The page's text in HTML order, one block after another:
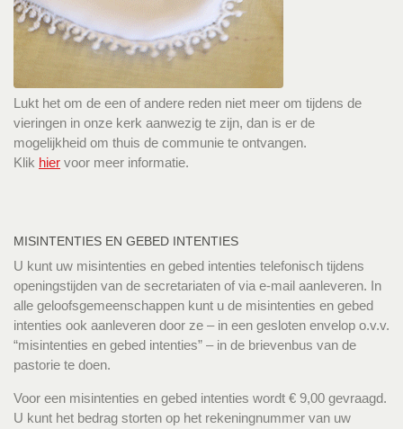
Lukt het om de een of andere reden niet meer om tijdens de
vieringen in onze kerk aanwezig te zijn, dan is er de
mogelijkheid om thuis de communie te ontvangen.
Klik hier voor meer informatie.
MISINTENTIES EN GEBED INTENTIES
U kunt uw misintenties en gebed intenties telefonisch tijdens
openingstijden van de secretariaten of via e-mail aanleveren. In
alle geloofsgemeenschappen kunt u de misintenties en gebed
intenties ook aanleveren door ze – in een gesloten envelop o.v.v.
“misintenties en gebed intenties” – in de brievenbus van de
pastorie te doen.
Voor een misintenties en gebed intenties wordt € 9,00 gevraagd.
U kunt het bedrag storten op het rekeningnummer van uw